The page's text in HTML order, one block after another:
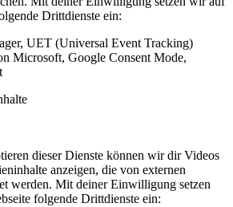
Drittdienste ein:
UET (Universal Event Tracking)
Microsoft, Google Consent Mode,
dieser Dienste können wir dir Videos
anzeigen, die von externen
werden. Mit deiner Einwilligung setzen
folgende Drittdienste ein: